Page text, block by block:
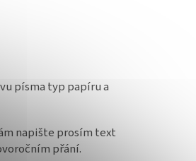
písma typ papíru a
napište prosím text
přání.